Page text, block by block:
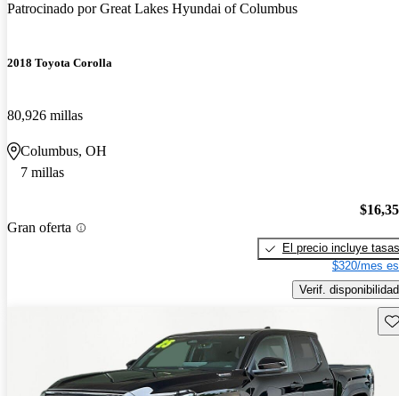
Patrocinado porGreat Lakes Hyundai of Columbus
2018 Toyota Corolla
80,926 millas
Columbus, OH
7 millas
Gran oferta
El precio incluye tasas
$320/mes
Verif. disponibilidad